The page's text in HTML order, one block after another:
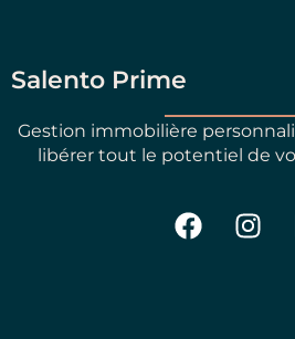
Salento Prime
Gestion immobilière
libérer tout le potentiel de
F
a
I
n